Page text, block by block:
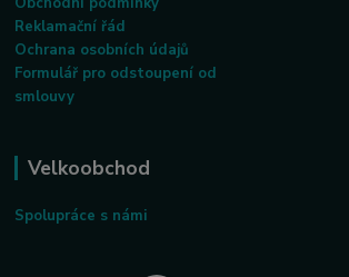
Reklamační řád
Ochrana osobních údajů
Formulář pro odstoupení od
smlouvy
Velkoobchod
Spolupráce s námi